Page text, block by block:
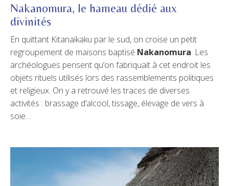
Nakanomura, le hameau dédié aux
divinités
En quittant Kitanaikaku par le sud, on croise un petit
regroupement de maisons baptisé Nakanomura. Les
archéologues pensent qu’on fabriquait à cet endroit les
objets rituels utilisés lors des rassemblements politiques
et religieux. On y a retrouvé les traces de diverses
activités : brassage d’alcool, tissage, élevage de vers à
soie…